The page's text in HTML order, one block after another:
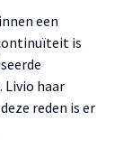
een
is
Livio haar
reden is er